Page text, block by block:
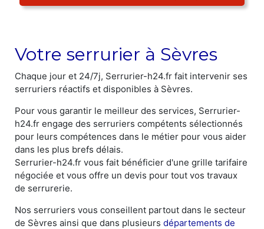
Votre serrurier à Sèvres
Chaque jour et 24/7j, Serrurier-h24.fr fait intervenir ses
serruriers réactifs et disponibles à Sèvres.
Pour vous garantir le meilleur des services, Serrurier-
h24.fr engage des serruriers compétents sélectionnés
pour leurs compétences dans le métier pour vous aider
dans les plus brefs délais.
Serrurier-h24.fr vous fait bénéficier d'une grille tarifaire
négociée et vous offre un devis pour tout vos travaux
de serrurerie.
Nos serruriers vous conseillent partout dans le secteur
de Sèvres ainsi que dans plusieurs départements de